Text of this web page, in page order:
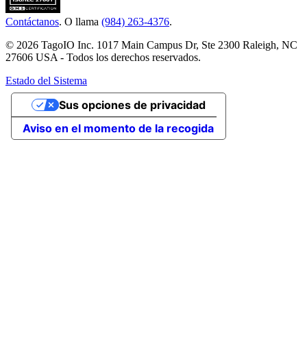
Contáctanos. O llama (984) 263-4376.
© 2026 TagoIO Inc. 1017 Main Campus Dr, Ste 2300 Raleigh, NC
27606 USA - Todos los derechos reservados.
Estado del Sistema
Aviso en el momento de la recogida
Sus opciones de privacidad